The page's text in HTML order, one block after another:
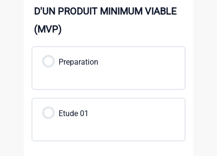
D'UN PRODUIT MINIMUM VIABLE
(MVP)
Preparation
Etude 01